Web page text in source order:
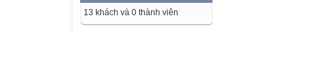
13 khách và 0 thành viên